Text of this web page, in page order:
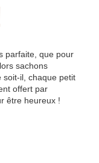
parfaite, que pour
sachons
soit-il, chaque petit
offert par
être heureux !